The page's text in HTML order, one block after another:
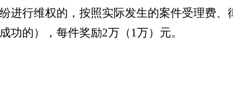
进行维权的，按照实际发生的案件受理费
功的），每件奖励2万（1万）元。